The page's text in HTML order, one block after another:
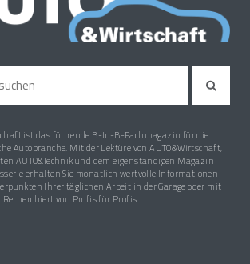
ist das führende B-to-B-Fachmagazin für die
Autobranche. Mit der Lektüre von AUTO&Wirtschaft,
AUTO&Technik und dem eigenständigen Magazin
erhalten Sie monatlich wertvolle Informationen
Ihrer täglichen Arbeit in der Garage oder mit
Recherchiert von Profis für Profis.